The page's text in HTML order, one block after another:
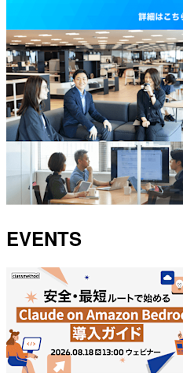
EVENTS